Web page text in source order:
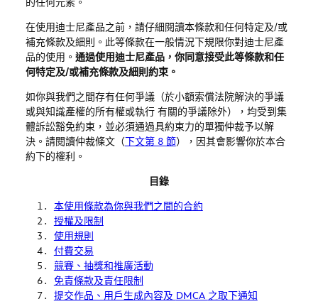
的任何元素。
在使用迪士尼產品之前，請仔細閱讀本條款和任何特定及/或
補充條款及細則。此等條款在一般情況下規限你對迪士尼產
品的使用。 通過使用迪士尼產品，你同意接受此等條款和任
何特定及/或補充條款及細則約束。
如你與我們之間存有任何爭議（於小額索償法院解決的爭議
或與知識產權的所有權或執行 有關的爭議除外），均受到集
體訴訟豁免約束，並必須通過具約束力的單獨仲裁予以解
決。請閱讀仲裁條文（下文第 8 節），因其會影響你於本合
約下的權利。
目錄
本使用條款為你與我們之間的合約
授權及限制
使用規則
付費交易
競賽、抽獎和推廣活動
免責條款及責任限制
提交作品、用戶生成內容及 DMCA 之取下通知